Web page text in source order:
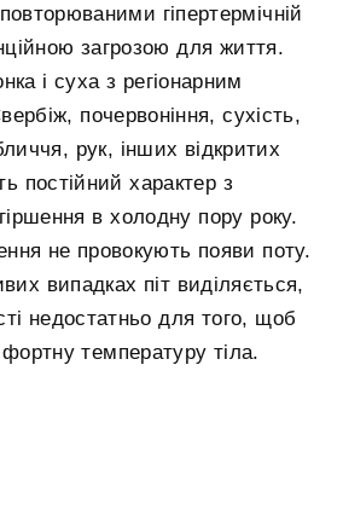
гіпертермічній
загрозою для життя.
і суха з регіонарним
почервоніння, сухість,
рук, інших відкритих
постійний характер з
в холодну пору року.
не провокують появи поту.
випадках піт виділяється,
недостатньо для того, щоб
температуру тіла.